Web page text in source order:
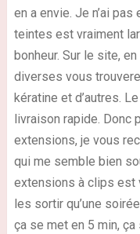
en a envie. Je n’ai
teintes est vraiment
bonheur. Sur le site,
diverses vous
kératine et d’autres.
livraison rapide. Donc
extensions, je vous
qui me semble bien
extensions à clips est
les sortir qu’une
ça se met en 5 min,